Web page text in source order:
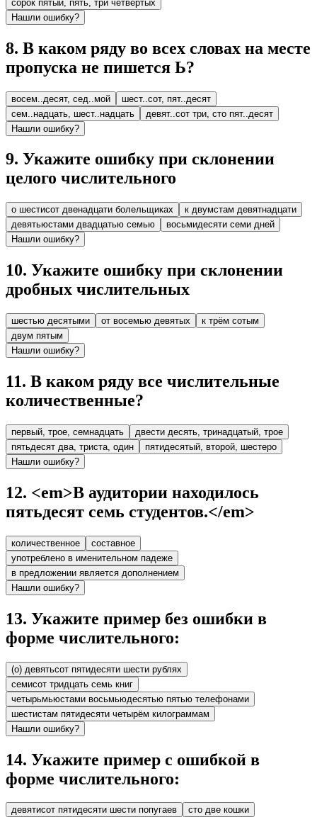
сорок пятый, пять, три четвёртых
Нашли ошибку?
8. В каком ряду во всех словах на месте
пропуска не пишется Ь?
восем..десят, сед..мой
шест..сот, пят..десят
сем..надцать, шест..надцать
девят..сот три, сто пят..десят
Нашли ошибку?
9. Укажите ошибку при склонении
целого числительного
о шестисот двенадцати болельщиках
к двумстам девятнадцати
девятьюстами двадцатью семью
восьмидесяти семи дней
Нашли ошибку?
10. Укажите ошибку при склонении
дробных числительных
шестью десятыми от восемью девятых
к трём сотым
двум пятым
Нашли ошибку?
11. В каком ряду все числительные
количественные?
первый, трое, семнадцать
двести десять, тринадцатый, трое
пятьдесят два, триста, один
пятидесятый, второй, шестеро
Нашли ошибку?
12. <em>В аудитории находилось
пятьдесят семь студентов.</em>
количественное
составное
употреблено в именительном падеже
в предложении является дополнением
Нашли ошибку?
13. Укажите пример без ошибки в
форме числительного:
(о) девятьсот пятидесяти шести рублях
семисот тридцать семь книг
четырьмьюстами восьмьюдесятью пятью телефонами
шестистам пятидесяти четырём килограммам
Нашли ошибку?
14. Укажите пример с ошибкой в
форме числительного:
девятисот пятидесяти шести попугаев сто две кошки